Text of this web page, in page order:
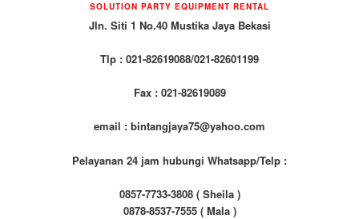
SOLUTION PARTY EQUIPMENT RENTAL
Jln. Siti 1 No.40 Mustika Jaya Bekasi
Tlp : 021-82619088/021-82601199
Fax : 021-82619089
email : bintangjaya75@yahoo.com
Pelayanan 24 jam hubungi Whatsapp/Telp :
0857-7733-3808 ( Sheila )
0878-8537-7555 ( Mala )